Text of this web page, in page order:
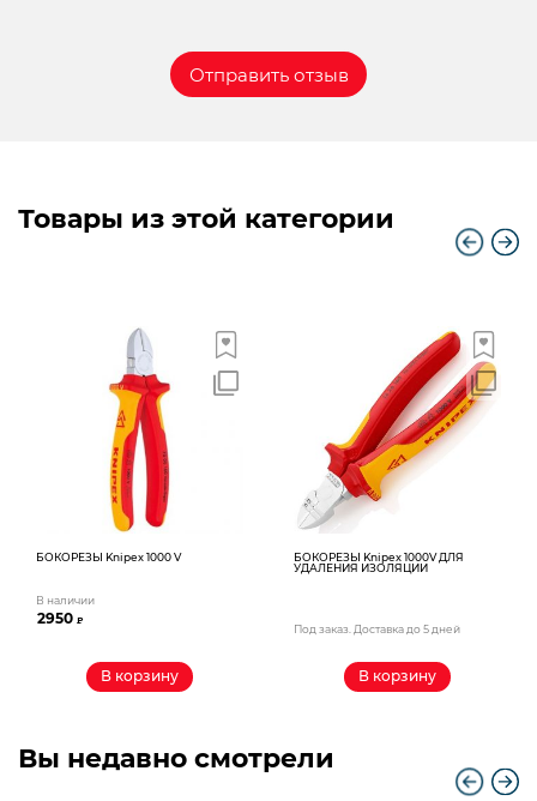
Товары из этой категории
БОКОРЕЗЫ Knipex 1000 V
В наличии
2950₽
В корзину
БОКОРЕЗЫ Knipex 1000V ДЛЯ
УДАЛЕНИЯ ИЗОЛЯЦИИ
Под заказ. Доставка до 5 дней
В корзину
Вы недавно смотрели